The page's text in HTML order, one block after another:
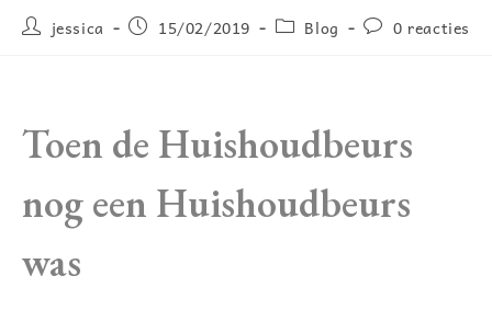
jessica 15/02/2019 Blog 0 reacties
Toen de Huishoudbeurs
nog een Huishoudbeurs
was